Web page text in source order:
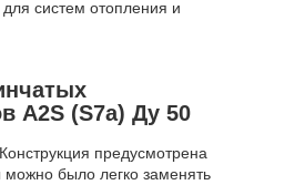
систем отопления и
А2S (S7a) Ду 50
Конструкция предусмотрена
было легко заменять